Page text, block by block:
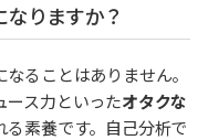
りますか？
ることはありません。
ース力といったオタクな
素養です。自己分析で